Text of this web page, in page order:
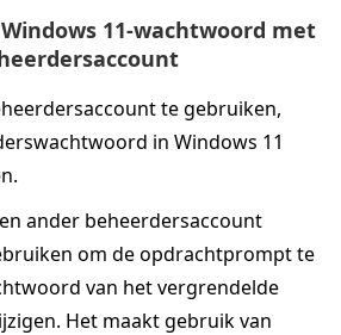
11-wachtwoord met
te gebruiken,
in Windows 11
ander beheerdersaccount
om de opdrachtprompt te
van het vergrendelde
Het maakt gebruik van